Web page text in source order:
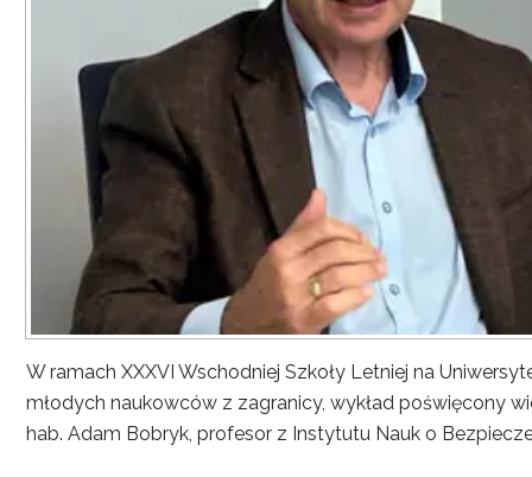
W ramach XXXVI Wschodniej Szkoły Letniej na
młodych naukowców z zagranicy, wykład poświęcony
hab. Adam Bobryk, profesor z Instytutu Nauk o